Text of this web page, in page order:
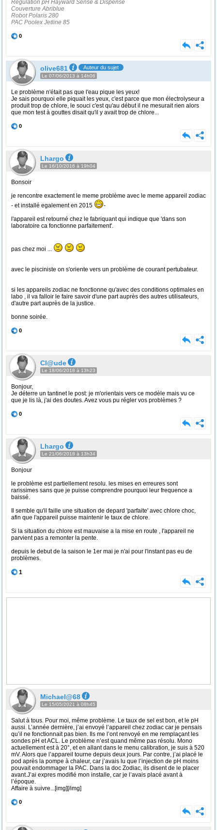
Régulation pH Hayward Sense & Dispense
Couverture Abriblue
Robot Polaris 280
PAC Poolex Jetline 85
0
olive681 Auteur du sujet
Le 07/06/2013 à 14h06
Le problème n'était pas que l'eau pique les yeux!
Je sais pourquoi elle piquait les yeux, c'est parce que mon électrolyseur a
produit trop de chlore, le souci c'est qu'au début il ne mesurait rien alors
que mon test à gouttes disait qu'il y avait trop de chlore...
0
Lhargo
Le 16/10/2016 à 19h04
Bonsoir
je rencontre exactement le meme problème avec le meme appareil zodiac
- et installé egalement en 2015
-
l'appareil est retourné chez le fabriquant qui indique que 'dans son
laboratoire ca fonctionne parfaitement'.
pas chez moi ...
avec le pisciniste on s'oriente vers un problème de courant pertubateur.
si les appareils zodiac ne fonctionne qu'avec des conditions optimales en
labo , il va falloir le faire savoir d'une part auprès des autres utilisateurs,
d'autre part auprès de la justice.
bonne soirée.
0
Cl@ude
Le 18/06/2018 à 13h23
Bonjour,
Je déterre un tantinet le post: je m'orientais vers ce modèle mais vu ce
que je lis là, j'ai des doutes. Avez vous pu régler vos problèmes ?
0
Lhargo
Le 21/06/2018 à 13h34
Bonjour
le problème est partiellement resolu. les mises en erreures sont
rarissimes sans que je puisse comprendre pourquoi leur frequence a
baissé.
Il semble qu'il faille une situation de depard 'parfaite' avec chlore choc,
afin que l'appareil puisse maintenir le taux de chlore.
Si la situation du chlore est mauvaise a la mise en route , l'appareil ne
parvient pas a remonter la pente.
depuis le debut de la saison le 1er mai je n'ai pour l'instant pas eu de
problèmes.
1
Michael@68
Le 15/05/2021 à 08h45
Salut à tous. Pour moi, même problème. Le taux de sel est bon, et le pH
aussi. L’année dernière, j’ai envoyé l’appareil chez zodiac car je pensais
qu’il ne fonctionnait pas bien. Ils me l’ont renvoyé en me remplaçant les
sondes pH et ACL. Le problème n’est quand même pas résolu. Mono
actuellement est à 20°, et en allant dans le menu calibration, je suis à 520
mV. Alors que l’appareil tourne depuis deux jours. Par contre, j’ai placé le
pod après la pompe à chaleur, car j’avais lu que l’injection de pH moins
pouvait endommager la PAC. Dans la doc Zodiac, ils disent de le placer
avant.J’ai expres modifié mon installe, car je l’avais placé avant à
l’époque.
Affaire à suivre...[img][/img]
0